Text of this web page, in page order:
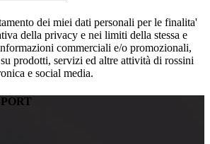
dei miei dati personali per le finalita'
della privacy e nei limiti della stessa e
commerciali e/o promozionali,
prodotti, servizi ed altre attività di rossini
e social media.